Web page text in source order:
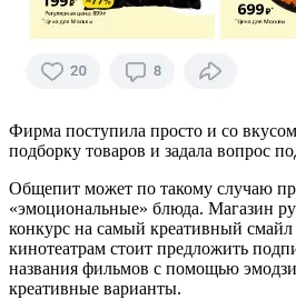
Фирма поступила просто и со
подборку товаров и задала вопрос
Общепит может по такому случаю
«эмоциональные» блюда. Магазин
конкурс на самый креативный
кинотеатрам стоит предложить
названия фильмов с помощью
креативные варианты.